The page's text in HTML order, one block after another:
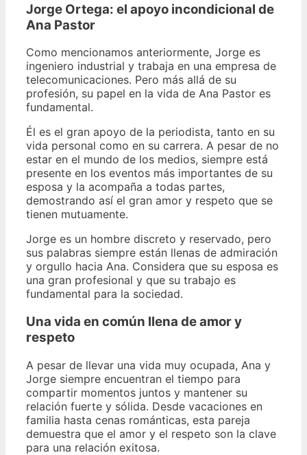
Jorge Ortega: el apoyo incondicional de
Ana Pastor
Como mencionamos anteriormente, Jorge es
ingeniero industrial y trabaja en una empresa de
telecomunicaciones. Pero más allá de su
profesión, su papel en la vida de Ana Pastor es
fundamental.
Él es el gran apoyo de la periodista, tanto en su
vida personal como en su carrera. A pesar de no
estar en el mundo de los medios, siempre está
presente en los eventos más importantes de su
esposa y la acompaña a todas partes,
demostrando así el gran amor y respeto que se
tienen mutuamente.
Jorge es un hombre discreto y reservado, pero
sus palabras siempre están llenas de admiración
y orgullo hacia Ana. Considera que su esposa es
una gran profesional y que su trabajo es
fundamental para la sociedad.
Una vida en común llena de amor y
respeto
A pesar de llevar una vida muy ocupada, Ana y
Jorge siempre encuentran el tiempo para
compartir momentos juntos y mantener su
relación fuerte y sólida. Desde vacaciones en
familia hasta cenas románticas, esta pareja
demuestra que el amor y el respeto son la clave
para una relación exitosa.